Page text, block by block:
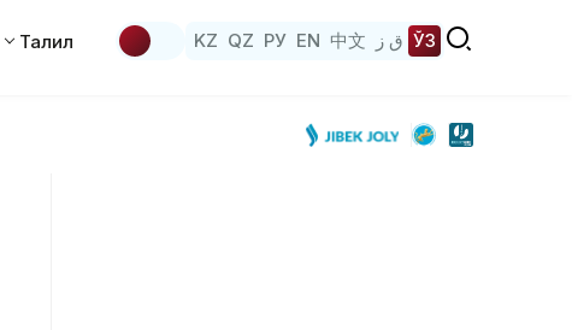
Таҳлил KZ QZ РУ EN 中文 ق ز ЎЗ